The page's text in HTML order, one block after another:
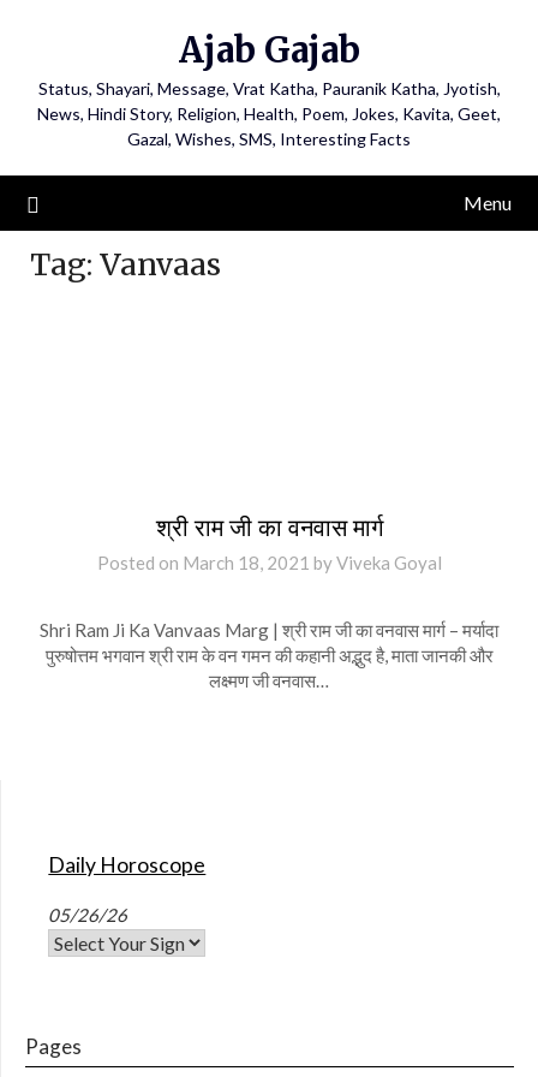
Ajab Gajab
Status, Shayari, Message, Vrat Katha, Pauranik Katha, Jyotish,
News, Hindi Story, Religion, Health, Poem, Jokes, Kavita, Geet,
Gazal, Wishes, SMS, Interesting Facts
Menu
Tag: Vanvaas
श्री राम जी का वनवास मार्ग
Posted on March 18, 2021 byViveka Goyal
Shri Ram Ji Ka Vanvaas Marg | श्री राम जी का वनवास मार्ग – मर्यादा
पुरुषोत्तम भगवान श्री राम के वन गमन की कहानी अद्भुद है, माता जानकी और
लक्ष्मण जी वनवास…
Daily Horoscope
05/26/26
Pages